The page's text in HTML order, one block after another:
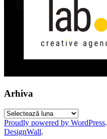
Arhiva
Arhiva
Proudly powered by WordPress.
DesignWall.